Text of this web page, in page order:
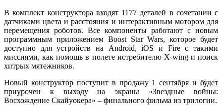
В комплект конструктора входят 1177 деталей в сочетании с
датчиками цвета и расстояния и интерактивным мотором для
перемещения роботов. Все компоненты работают с новым
программным приложением Boost Star Wars, которое будет
доступно для устройств на Android, iOS и Fire с такими
миссиями, как помощь в полете истребителю X-wing и поиск
хитрых мятежников.
Новый конструктор поступит в продажу 1 сентября и будет
приурочен к выходу на экраны «Звездные войны:
Восхождение Скайуокера» – финального фильма из трилогии.